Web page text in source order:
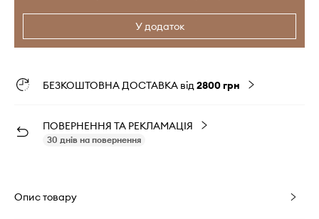
У додаток
БЕЗКОШТОВНА ДОСТАВКА від2800 грн
ПОВЕРНЕННЯ ТА РЕКЛАМАЦІЯ
30 днів на повернення
Опис товару